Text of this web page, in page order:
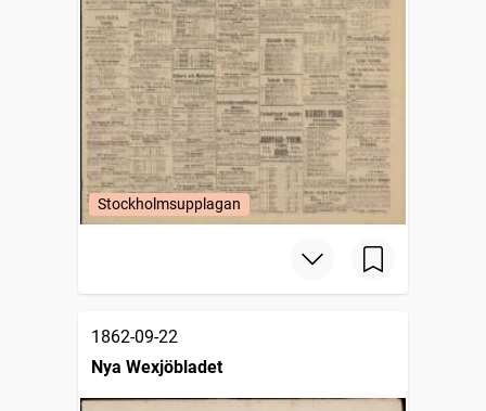
Stockholmsupplagan
1862-09-22
Nya Wexjöbladet